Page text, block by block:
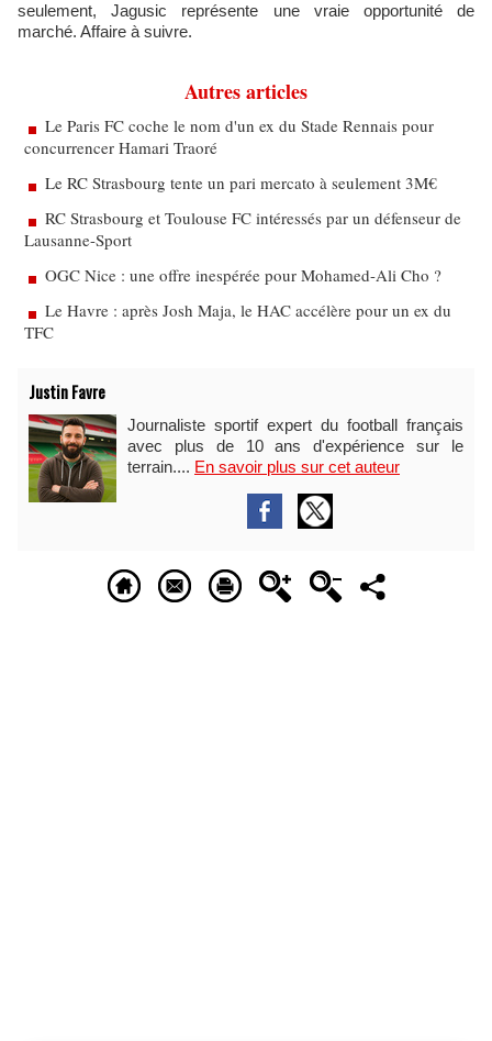
seulement, Jagusic représente une vraie opportunité de
marché. Affaire à suivre.
Autres articles
Le Paris FC coche le nom d'un ex du Stade Rennais pour
concurrencer Hamari Traoré
Le RC Strasbourg tente un pari mercato à seulement 3M€
RC Strasbourg et Toulouse FC intéressés par un défenseur de
Lausanne-Sport
OGC Nice : une offre inespérée pour Mohamed-Ali Cho ?
Le Havre : après Josh Maja, le HAC accélère pour un ex du
TFC
Justin Favre
Journaliste sportif expert du football français
avec plus de 10 ans d'expérience sur le
terrain.... En savoir plus sur cet auteur